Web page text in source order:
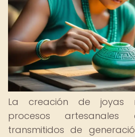
La creación de joyas
procesos
transmitidos de